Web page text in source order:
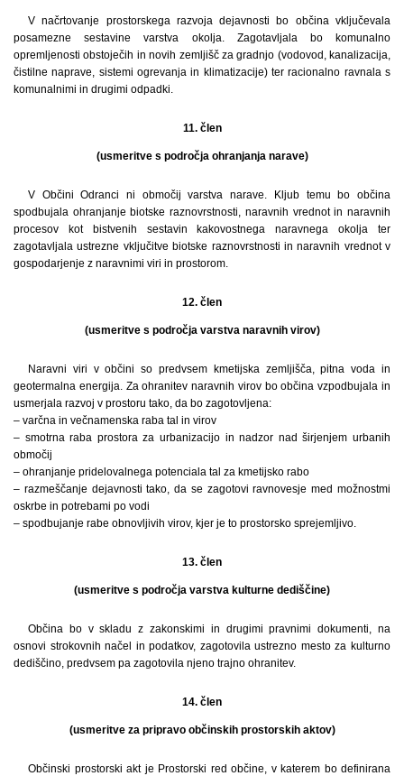
V načrtovanje prostorskega razvoja dejavnosti bo občina vključevala
posamezne sestavine varstva okolja. Zagotavljala bo komunalno
opremljenosti obstoječih in novih zemljišč za gradnjo (vodovod, kanalizacija,
čistilne naprave, sistemi ogrevanja in klimatizacije) ter racionalno ravnala s
komunalnimi in drugimi odpadki.
11. člen
(usmeritve s področja ohranjanja narave)
V Občini Odranci ni območij varstva narave. Kljub temu bo občina
spodbujala ohranjanje biotske raznovrstnosti, naravnih vrednot in naravnih
procesov kot bistvenih sestavin kakovostnega naravnega okolja ter
zagotavljala ustrezne vključitve biotske raznovrstnosti in naravnih vrednot v
gospodarjenje z naravnimi viri in prostorom.
12. člen
(usmeritve s področja varstva naravnih virov)
Naravni viri v občini so predvsem kmetijska zemljišča, pitna voda in
geotermalna energija. Za ohranitev naravnih virov bo občina vzpodbujala in
usmerjala razvoj v prostoru tako, da bo zagotovljena:
– varčna in večnamenska raba tal in virov
– smotrna raba prostora za urbanizacijo in nadzor nad širjenjem urbanih
območij
– ohranjanje pridelovalnega potenciala tal za kmetijsko rabo
– razmeščanje dejavnosti tako, da se zagotovi ravnovesje med možnostmi
oskrbe in potrebami po vodi
– spodbujanje rabe obnovljivih virov, kjer je to prostorsko sprejemljivo.
13. člen
(usmeritve s področja varstva kulturne dediščine)
Občina bo v skladu z zakonskimi in drugimi pravnimi dokumenti, na
osnovi strokovnih načel in podatkov, zagotovila ustrezno mesto za kulturno
dediščino, predvsem pa zagotovila njeno trajno ohranitev.
14. člen
(usmeritve za pripravo občinskih prostorskih aktov)
Občinski prostorski akt je Prostorski red občine, v katerem bo definirana